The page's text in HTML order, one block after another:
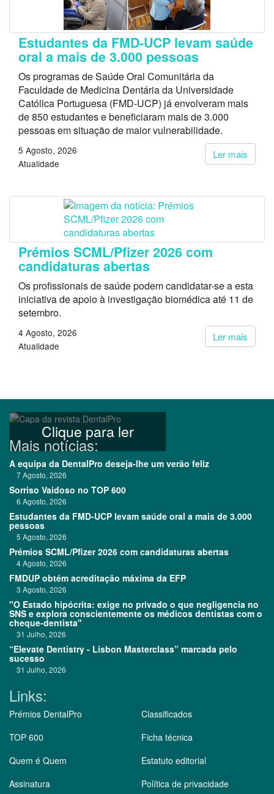
Estudantes da FMD-UCP levam saúde
oral a mais de 3.000 pessoas
Os programas de Saúde Oral Comunitária da
Faculdade de Medicina Dentária da Universidade
Católica Portuguesa (FMD-UCP) já envolveram mais
de 850 estudantes e beneficiaram mais de 3.000
pessoas em situação de maior vulnerabilidade.
Ler mais
5 Agosto, 2026
Atualidade
Prémios SCML/Pfizer 2026 com
candidaturas abertas
Os profissionais de saúde podem candidatar-se a esta
iniciativa de apoio à investigação biomédica até 11 de
setembro.
Ler mais
4 Agosto, 2026
Atualidade
Clique para ler
Mais notícias:
A equipa da DentalPro deseja-lhe um verão feliz
7 Agosto, 2026
Sorriso Vaidoso no TOP 600
6 Agosto, 2026
Estudantes da FMD-UCP levam saúde oral a mais de 3.000
pessoas
5 Agosto, 2026
Prémios SCML/Pfizer 2026 com candidaturas abertas
4 Agosto, 2026
FMDUP obtém acreditação máxima da EFP
3 Agosto, 2026
"O Estado hipócrita: exige no privado o que negligencia no
SNS e explora conscientemente os médicos dentistas com o
cheque-dentista"
31 Julho, 2026
“Elevate Dentistry - Lisbon Masterclass” marcada pelo
sucesso
31 Julho, 2026
Links:
Prémios DentalPro
TOP 600
Quem é Quem
Assinatura
Classificados
Ficha técnica
Estatuto editorial
Política de privacidade